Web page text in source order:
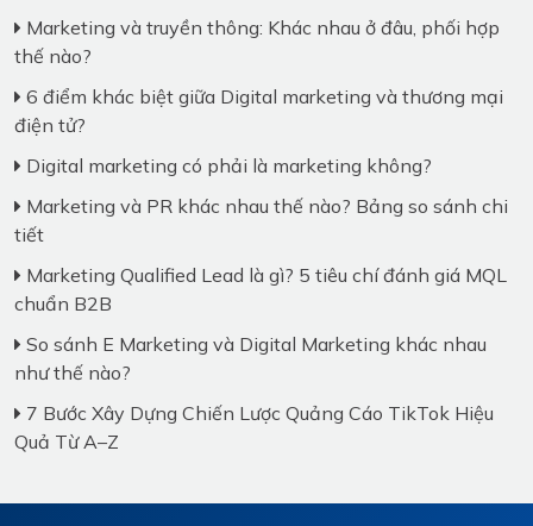
Marketing và truyền thông: Khác nhau ở đâu, phối hợp
thế nào?
6 điểm khác biệt giữa Digital marketing và thương mại
điện tử?
Digital marketing có phải là marketing không?
Marketing và PR khác nhau thế nào? Bảng so sánh chi
tiết
Marketing Qualified Lead là gì? 5 tiêu chí đánh giá MQL
chuẩn B2B
So sánh E Marketing và Digital Marketing khác nhau
như thế nào?
7 Bước Xây Dựng Chiến Lược Quảng Cáo TikTok Hiệu
Quả Từ A–Z